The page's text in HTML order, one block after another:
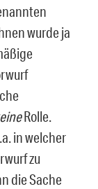
wurde ja
Rolle.
in welcher
zu
die Sache